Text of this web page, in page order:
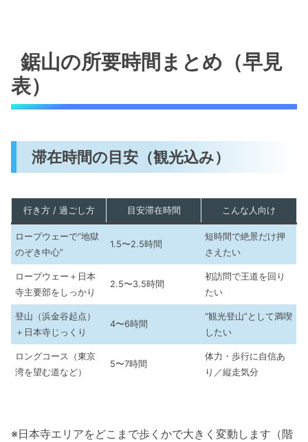
鋸山の所要時間まとめ（早見
表）
滞在時間の目安（観光込み）
行き方 / 過ごし方 目安滞在時間 こんな人向け
ロープウェーで“地獄
のぞき中心”
1.5〜2.5時間
短時間で絶景だけ押
さえたい
ロープウェー＋日本
寺主要部をしっかり
2.5〜3.5時間
初訪問で王道を回り
たい
登山（浜金谷起点）
＋日本寺じっくり
4〜6時間
“観光登山”として満喫
したい
ロングコース（東京
湾を望む道など）
5〜7時間
体力・歩行に自信あ
り／縦走気分
※日本寺エリアをどこまで歩くかで大きく変動します（階